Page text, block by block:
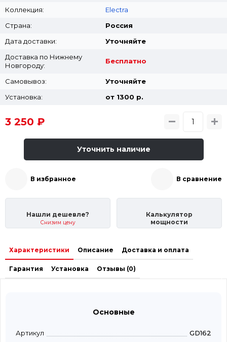
Коллекция:
Electra
Страна:
Россия
Дата доставки:
Уточняйте
Доставка по Нижнему
Новгороду:
Бесплатно
Самовывоз:
Уточняйте
Установка:
от 1300 p.
3 250 ₽
Уточнить наличие
В избранное В сравнение
Нашли дешевле?
Снизим цену
Калькулятор
мощности
Характеристики Описание Доставка и оплата
Гарантия Установка Отзывы (0)
Основные
Артикул
GD162